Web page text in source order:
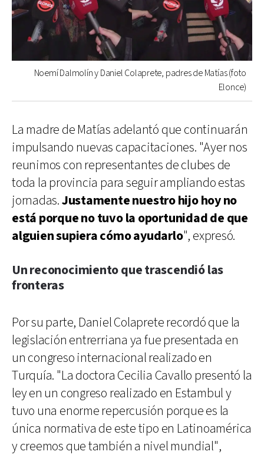
Noemí Dalmolín y Daniel Colaprete, padres de Matías (foto
Elonce)
La madre de Matías adelantó que continuarán
impulsando nuevas capacitaciones. "Ayer nos
reunimos con representantes de clubes de
toda la provincia para seguir ampliando estas
jornadas.Justamente nuestro hijo hoy no
está porque no tuvo la oportunidad de que
alguien supiera cómo ayudarlo", expresó.
Un reconocimiento que trascendió las
fronteras
Por su parte, Daniel Colaprete recordó que la
legislación entrerriana ya fue presentada en
un congreso internacional realizado en
Turquía. "La doctora Cecilia Cavallo presentó la
ley en un congreso realizado en Estambul y
tuvo una enorme repercusión porque es la
única normativa de este tipo en Latinoamérica
y creemos que también a nivel mundial",